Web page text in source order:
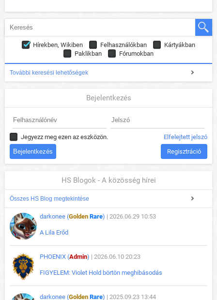
Hírekben, Wikiben Felhasználókban
Kártyákban
Paklikban
Fórumokban
További keresési lehetőségek
Bejelentkezés
Jegyezz meg ezen az eszközön. Elfelejtett jelszó
Regisztráció
HS Blogok - A közösség hírei
Összes HS Blog megtekintése
darkonee (Golden Rare) | 2026.06.29 10:53
A Lila Erőd
PHOENIX (Admin) | 2026.06.10 20:23
FIGYELEM: Violet Hold börtön meghibásodás
darkonee (Golden Rare) | 2025.09.23 13:44